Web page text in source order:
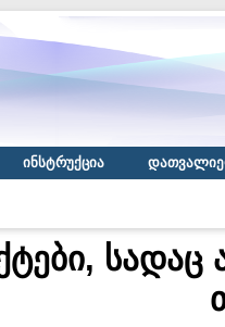
ინსტრუქცია
სადაც